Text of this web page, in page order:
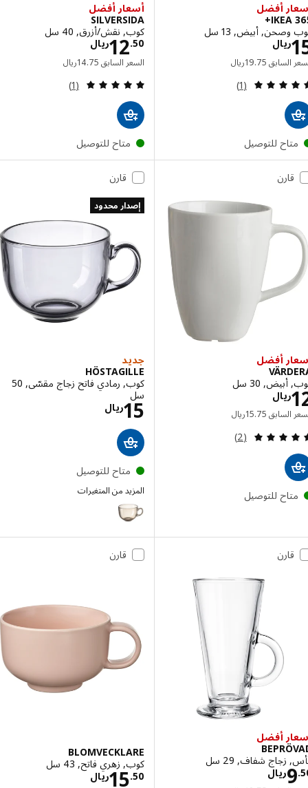
أفضل
IKEA
أبيض, 13 سل
ريالالاسعار ريال 15
السابق ريال19 .75 السعر السابق ريال 19.75
مراجعة: 5 من أصل 5 نجوم. إجمالي المراجعات:
(1)
للتوصيل
أسعار أفضل
SILVERSIDA
كوب, نقش/أزرق, 40 سل
ريال12 الاسعار ريال
السعر السابق ريال14 .75 السعر السابق ريال 14.75
مراجعة: 5 من أصل 5 نجوم. إجمالي المراجعات:
(1)
متاح للتوصيل
قارن
أفضل
30 سل
ريالالاسعار ريال 12
السابق ريال15 .75 السعر السابق ريال 15.75
مراجعة: 5 من أصل 5 نجوم. إجمالي المراجعات:
(2)
للتوصيل
قارن
إصدار محدود
جديد
HÖSTAGILLE
كوب, رمادي فاتح زجاج مقسّى, 50
ريال15 الاسعار ريال 15
متاح للتوصيل
المزيد من المتغيرات
HÖSTAGILLE
قارن
أفضل
شفاف, 29 سل
ريالالاسعار ريال 9.50
قارن
BLOMVECKLARE
كوب, زهري فاتح, 43 سل
ريال15 الاسعار ريال